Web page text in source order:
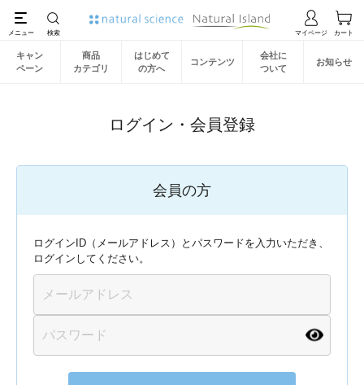
キャン
ペーン
商品
カテゴリ
はじめて
の方へ
コンテンツ
会社に
ついて
お知らせ
ログイン・会員登録
会員の方
ログインID（メールアドレス）とパスワードを入力いただき、
ログインしてください。